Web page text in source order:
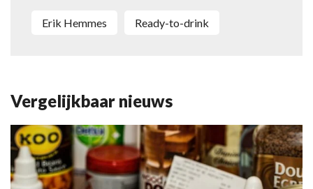
Erik Hemmes ready-to-drink
Vergelijkbaar nieuws